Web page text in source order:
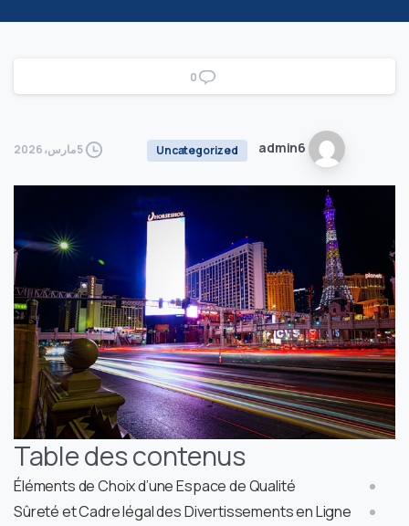
0
admin6
Uncategorized 5 مارس، 2026
Table des contenus
Éléments de Choix d’une Espace de Qualité
Sûreté et Cadre légal des Divertissements en Ligne